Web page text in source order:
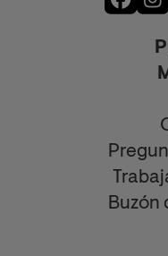
Buzón